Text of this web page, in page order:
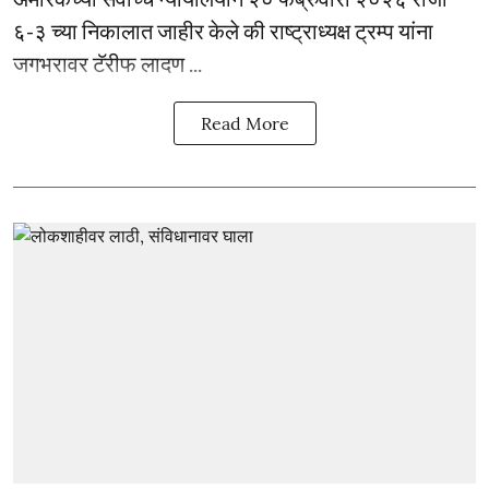
६-३ च्या निकालात जाहीर केले की राष्ट्राध्यक्ष ट्रम्प यांना
जगभरावर टॅरीफ लादण ...
Read More